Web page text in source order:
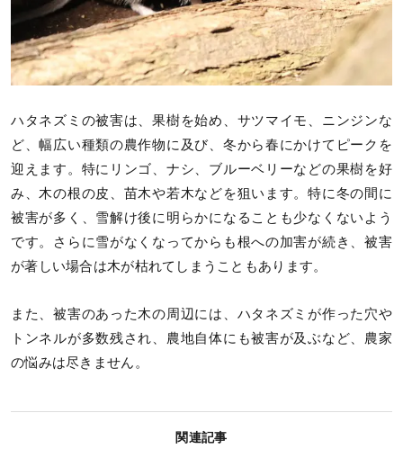
ハタネズミの被害は、果樹を始め、サツマイモ、ニンジンな
ど、幅広い種類の農作物に及び、冬から春にかけてピークを
迎えます。特にリンゴ、ナシ、ブルーベリーなどの果樹を好
み、木の根の皮、苗木や若木などを狙います。特に冬の間に
被害が多く、雪解け後に明らかになることも少なくないよう
です。さらに雪がなくなってからも根への加害が続き、被害
が著しい場合は木が枯れてしまうこともあります。
また、被害のあった木の周辺には、ハタネズミが作った穴や
トンネルが多数残され、農地自体にも被害が及ぶなど、農家
の悩みは尽きません。
関連記事